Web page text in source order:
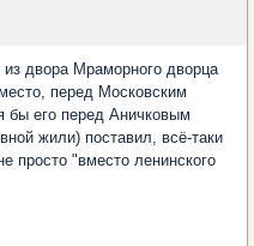
двора Мраморного дворца
перед Московским
бы его перед Аничковым
жили) поставил, всё-таки
просто "вместо ленинского